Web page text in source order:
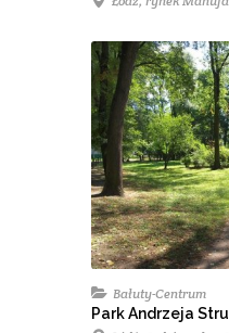
Bałuty-Centrum
Park Andrzeja